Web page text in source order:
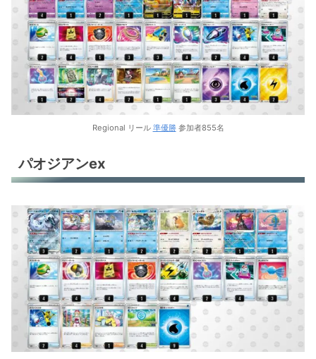
Regional リール 準優勝参加者855名
パオジアンex